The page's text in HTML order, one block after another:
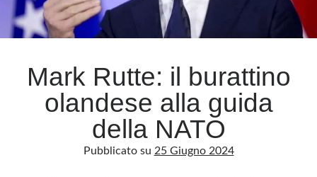
Mark Rutte: il burattino
olandese alla guida
della NATO
Pubblicato su 25 Giugno 2024